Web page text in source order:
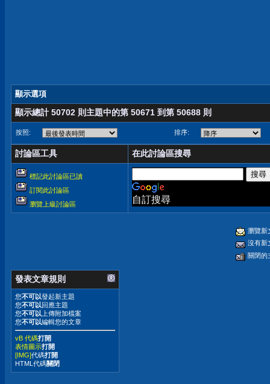
顯示選項
顯示總計 50702 則主題中的第 50671 到第 50688 則
按照: 排序:
討論區工具 在此討論區搜尋
標記此討論區已讀
訂閱此討論區
瀏覽上級討論區
自訂搜尋
瀏覽新
沒有新
關閉的
發表文章規則
您不可以發起新主題
您不可以回應主題
您不可以 上傳附加檔案
您不可以編輯您的文章
vB 代碼打開
表情圖示打開
[IMG]代碼打開
HTML代碼關閉